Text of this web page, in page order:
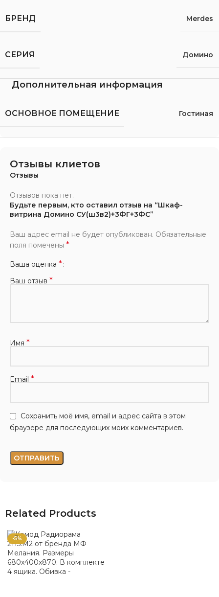
БРЕНД Merdes
СЕРИЯ Домино
Дополнительная информация
ОСНОВНОЕ ПОМЕЩЕНИЕ Гостиная
Отзывы клиетов
Отзывы
Отзывов пока нет.
Будьте первым, кто оставил отзыв на “Шкаф-
витрина Домино СУ(ш3в2)+3ФГ+3ФС”
Ваш адрес email не будет опубликован. Обязательные
поля помечены *
Ваша оценка *
Ваш отзыв *
Имя *
Email *
Сохранить моё имя, email и адрес сайта в этом
браузере для последующих моих комментариев.
Related Products
-5%